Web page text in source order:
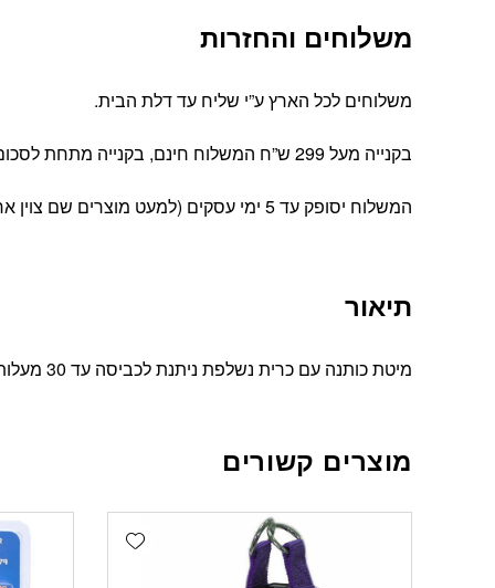
משלוחים והחזרות
משלוחים לכל הארץ ע”י שליח עד דלת הבית.
בקנייה מעל 299 ש”ח המשלוח חינם, בקנייה מתחת לסכום זה עלות המשלוח הינה 39 ש”ח
המשלוח יסופק עד 5 ימי עסקים (למעט מוצרים שם צוין אחרת).
תיאור
מיטת כותנה עם כרית נשלפת ניתנת לכביסה עד 30 מעלות ללא סחיטה.
מוצרים קשורים
Add wishlist